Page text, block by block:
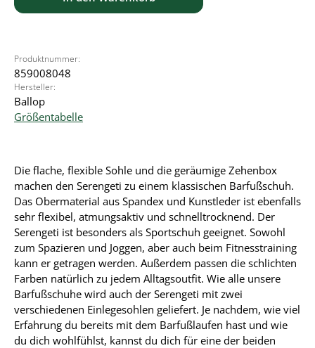
Produktnummer:
859008048
Hersteller:
Ballop
Größentabelle
Die flache, flexible Sohle und die geräumige Zehenbox
machen den Serengeti zu einem klassischen Barfußschuh.
Das Obermaterial aus Spandex und Kunstleder ist ebenfalls
sehr flexibel, atmungsaktiv und schnelltrocknend. Der
Serengeti ist besonders als Sportschuh geeignet. Sowohl
zum Spazieren und Joggen, aber auch beim Fitnesstraining
kann er getragen werden. Außerdem passen die schlichten
Farben natürlich zu jedem Alltagsoutfit. Wie alle unsere
Barfußschuhe wird auch der Serengeti mit zwei
verschiedenen Einlegesohlen geliefert. Je nachdem, wie viel
Erfahrung du bereits mit dem Barfußlaufen hast und wie
du dich wohlfühlst, kannst du dich für eine der beiden